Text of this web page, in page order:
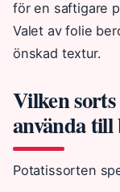
för en saftigare
Valet av folie
önskad textur.
Vilken
använda
Potatissorten